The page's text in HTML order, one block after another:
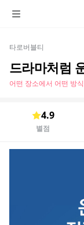
타로버블티
드라마처럼
어떤 장소에서 어떤 방
4.9
별점